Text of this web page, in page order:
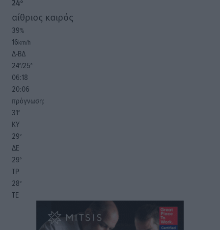
24°
αίθριος καιρός
39%
16km/h
Δ-ΒΔ
24°/25°
06:18
20:06
πρόγνωση:
31°
ΚΥ
29°
ΔΕ
29°
ΤΡ
28°
ΤΕ